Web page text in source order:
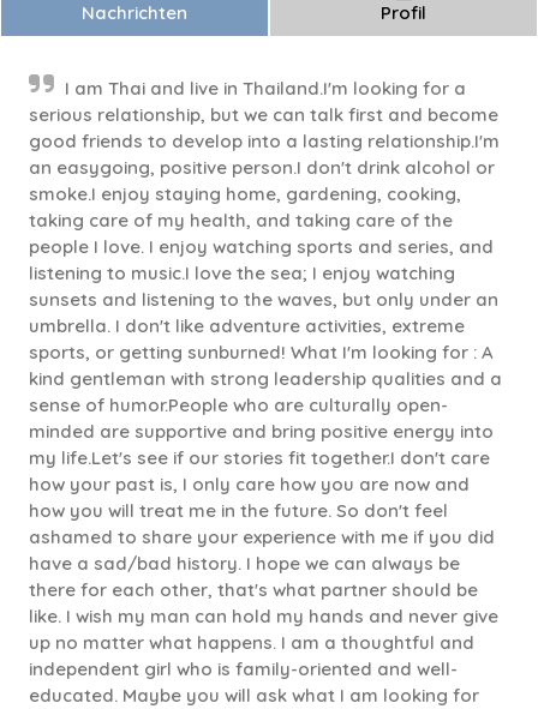
Nachrichten Profil
I am Thai and live in Thailand.I'm looking for a
serious relationship, but we can talk first and become
good friends to develop into a lasting relationship.I'm
an easygoing, positive person.I don't drink alcohol or
smoke.I enjoy staying home, gardening, cooking,
taking care of my health, and taking care of the
people I love. I enjoy watching sports and series, and
listening to music.I love the sea; I enjoy watching
sunsets and listening to the waves, but only under an
umbrella. I don't like adventure activities, extreme
sports, or getting sunburned! What I'm looking for : A
kind gentleman with strong leadership qualities and a
sense of humor.People who are culturally open-
minded are supportive and bring positive energy into
my life.Let's see if our stories fit together.I don't care
how your past is, I only care how you are now and
how you will treat me in the future. So don't feel
ashamed to share your experience with me if you did
have a sad/bad history. I hope we can always be
there for each other, that's what partner should be
like. I wish my man can hold my hands and never give
up no matter what happens. I am a thoughtful and
independent girl who is family-oriented and well-
educated. Maybe you will ask what I am looking for